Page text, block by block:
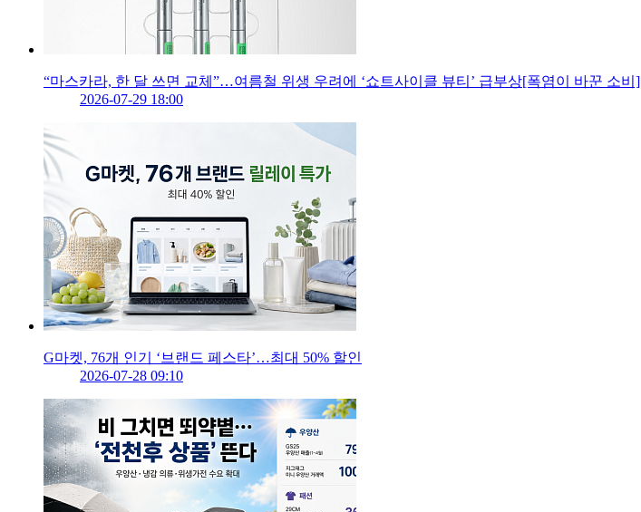
“마스카라, 한 달 쓰면 교체”…여름철 위생 우려에 ‘쇼트사이클 뷰티’ 급부상[폭염이 바꾼 소비]
2026-07-29 18:00
G마켓, 76개 인기 ‘브랜드 페스타’…최대 50% 할인
2026-07-28 09:10